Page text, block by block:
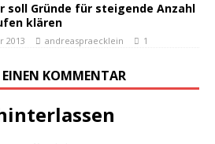
soll Gründe für steigende Anzahl
klären
2013 andreaspraecklein 1
EINEN KOMMENTAR